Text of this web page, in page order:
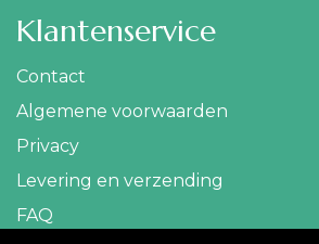
Klantenservice
Contact
Algemene voorwaarden
Privacy
Levering en verzending
FAQ